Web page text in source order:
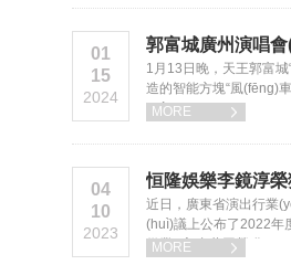
01
15
2024
郭富城廣州演唱會
1月13日晚，天王郭富城
造的智能方塊“風(fēng)
(xiàn)。
MORE 
04
10
2023
恒隆娛樂李鏡淳
近日，廣東省演出行
(huì)議上公布了2022年
從業(yè)者共同榮獲
MORE 